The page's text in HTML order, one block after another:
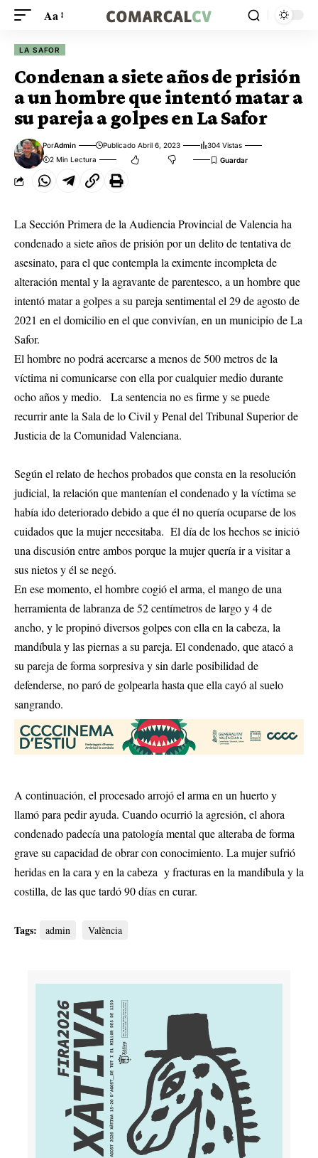
Aa
LA SAFOR
Condenan a siete años de prisión
a un hombre que intentó matar a
su pareja a golpes en La Safor
PorAdmin Publicado Abril 6, 2023
304 Vistas
2 Min Lectura
La Sección Primera de la Audiencia Provincial de Valencia ha
condenado a siete años de prisión por un delito de tentativa de
asesinato, para el que contempla la eximente incompleta de
alteración mental y la agravante de parentesco, a un hombre que
intentó matar a golpes a su pareja sentimental el 29 de agosto de
2021 en el domicilio en el que convivían, en un municipio de La
Safor.
El hombre no podrá acercarse a menos de 500 metros de la
víctima ni comunicarse con ella por cualquier medio durante
ocho años y medio. La sentencia no es firme y se puede
recurrir ante la Sala de lo Civil y Penal del Tribunal Superior de
Justicia de la Comunidad Valenciana.
Según el relato de hechos probados que consta en la resolución
judicial, la relación que mantenían el condenado y la víctima se
había ido deteriorado debido a que él no quería ocuparse de los
cuidados que la mujer necesitaba. El día de los hechos se inició
una discusión entre ambos porque la mujer quería ir a visitar a
sus nietos y él se negó.
En ese momento, el hombre cogió el arma, el mango de una
herramienta de labranza de 52 centímetros de largo y 4 de
ancho, y le propinó diversos golpes con ella en la cabeza, la
mandíbula y las piernas a su pareja. El condenado, que atacó a
su pareja de forma sorpresiva y sin darle posibilidad de
defenderse, no paró de golpearla hasta que ella cayó al suelo
sangrando.
A continuación, el procesado arrojó el arma en un huerto y
llamó para pedir ayuda. Cuando ocurrió la agresión, el ahora
condenado padecía una patología mental que alteraba de forma
grave su capacidad de obrar con conocimiento. La mujer sufrió
heridas en la cara y en la cabeza y fracturas en la mandíbula y la
costilla, de las que tardó 90 días en curar.
Tags: admin València